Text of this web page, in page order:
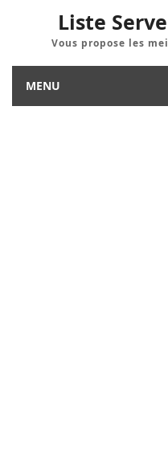
Liste
Vous propose les
MENU